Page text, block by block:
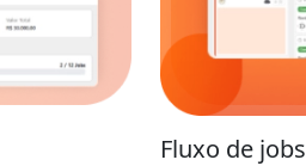
Fluxo de jobs